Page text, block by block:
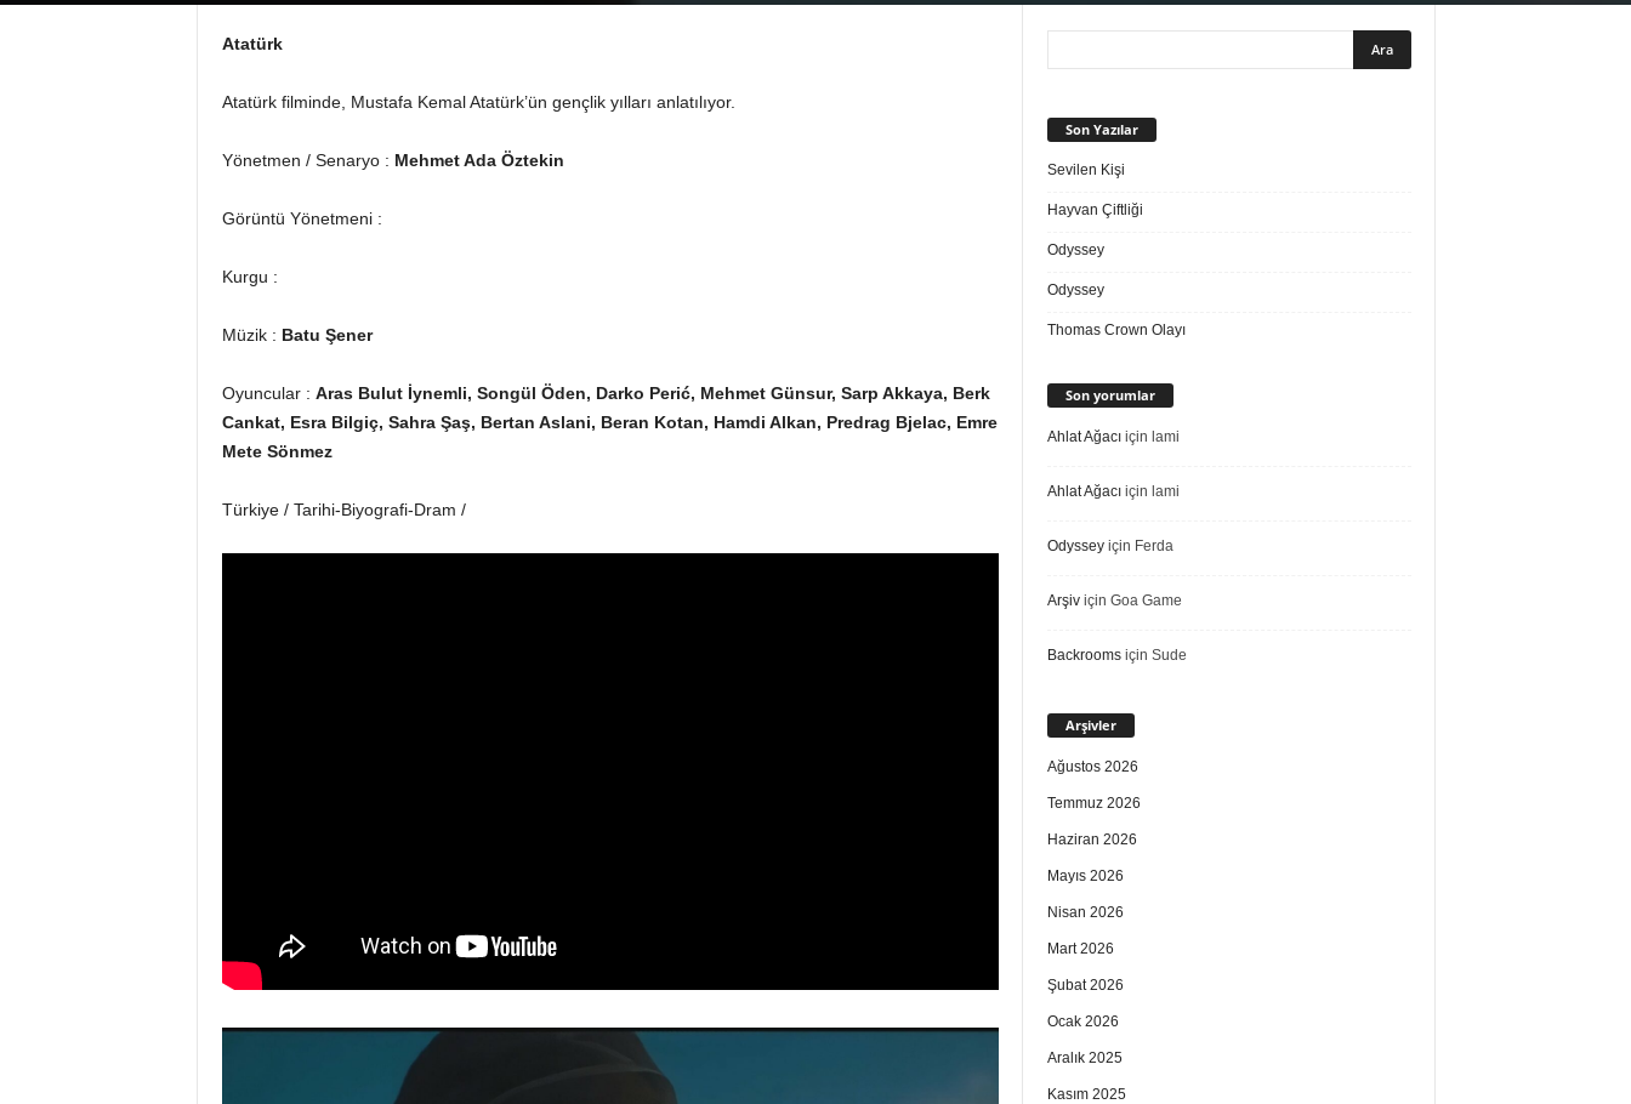
Atatürk
Atatürk filminde, Mustafa Kemal Atatürk’ün gençlik yılları anlatılıyor.
Yönetmen / Senaryo : Mehmet Ada Öztekin
Görüntü Yönetmeni :
Kurgu :
Müzik : Batu Şener
Oyuncular : Aras Bulut İynemli, Songül Öden, Darko Perić, Mehmet Günsur, Sarp Akkaya, Berk
Cankat, Esra Bilgiç, Sahra Şaş, Bertan Aslani, Beran Kotan, Hamdi Alkan, Predrag Bjelac, Emre
Mete Sönmez
Türkiye / Tarihi-Biyografi-Dram /
Son Yazılar
Sevilen Kişi
Hayvan Çiftliği
Odyssey
Odyssey
Thomas Crown Olayı
Son yorumlar
Ahlat Ağacıiçin lami
Ahlat Ağacıiçin lami
Odysseyiçin Ferda
Arşiviçin Goa Game
Backroomsiçin Sude
Arşivler
Ağustos 2026
Temmuz 2026
Haziran 2026
Mayıs 2026
Nisan 2026
Mart 2026
Şubat 2026
Ocak 2026
Aralık 2025
Kasım 2025